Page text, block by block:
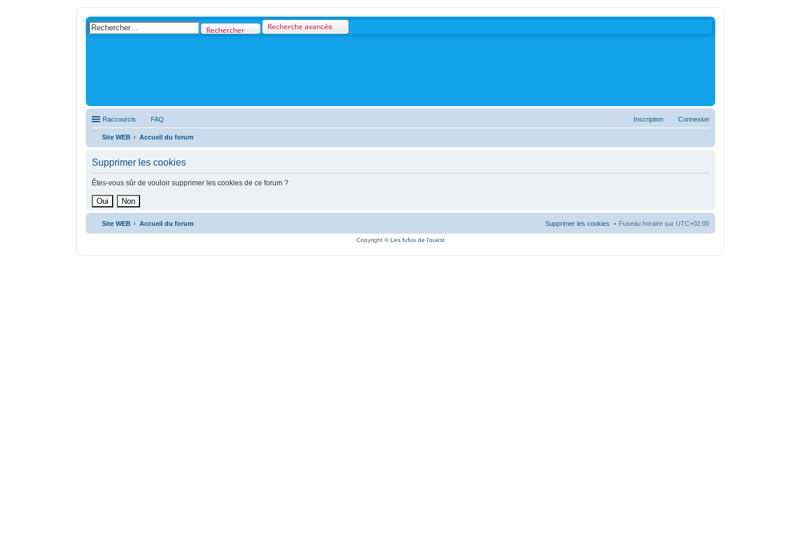
Rechercher Recherche avancée
Raccourcis FAQ Connexion
Inscription
Site WEB Accueil du forum
Supprimer les cookies
Êtes-vous sûr de vouloir supprimer les cookies de ce forum ?
Site WEB Accueil du forum Fuseau horaire sur UTC+02:00
Supprimer les cookies
Copyright ©Les fufus de l'ouest